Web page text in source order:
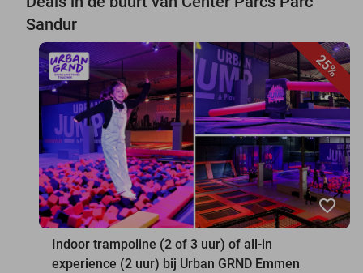
Sandur
25%
favorite_border
Indoor trampoline (2 of 3 uur) of all-in
experience (2 uur) bij Urban GRND Emmen